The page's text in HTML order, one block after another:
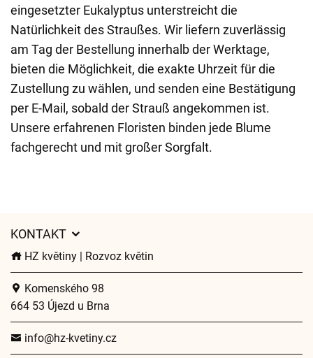
eingesetzter Eukalyptus unterstreicht die
Natürlichkeit des Straußes. Wir liefern zuverlässig
am Tag der Bestellung innerhalb der Werktage,
bieten die Möglichkeit, die exakte Uhrzeit für die
Zustellung zu wählen, und senden eine Bestätigung
per E-Mail, sobald der Strauß angekommen ist.
Unsere erfahrenen Floristen binden jede Blume
fachgerecht und mit großer Sorgfalt.
KONTAKT
HZ květiny | Rozvoz květin
Komenského 98
664 53 Újezd u Brna
info@hz-kvetiny.cz